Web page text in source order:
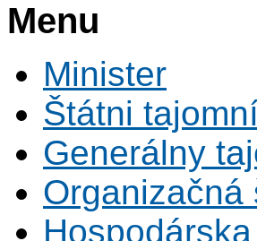
Menu
Minister
Štátni
Generálny
Organizačná